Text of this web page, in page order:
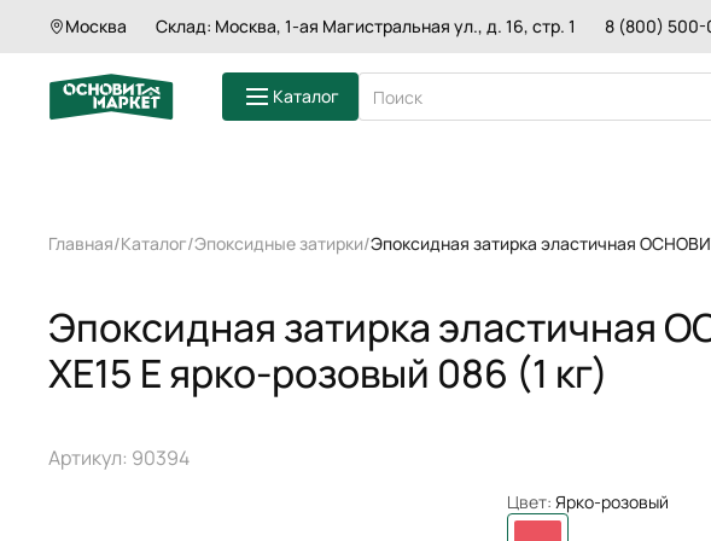
Москва Склад: Москва, 1-ая Магистральная ул., д. 16, стр. 1 8 (800)
Каталог
ШПАКЛЕВКИ
КЛЕИ ДЛЯ ПЛИТКИ И КАМНЯ
ЗАТИРКИ
СМЕСИ ДЛЯ ТЕПЛОИЗОЛЯЦИИ
КЛАДОЧНЫЕ РАСТВОРЫ
Главная Каталог Эпоксидные затирки Эпоксидная затирка эластичная
розовый 086 (1 кг)
Эпоксидная затирка эластичная
XE15 Е ярко-розовый 086 (1 кг)
Артикул: 90394
Цвет: Ярко-розовый